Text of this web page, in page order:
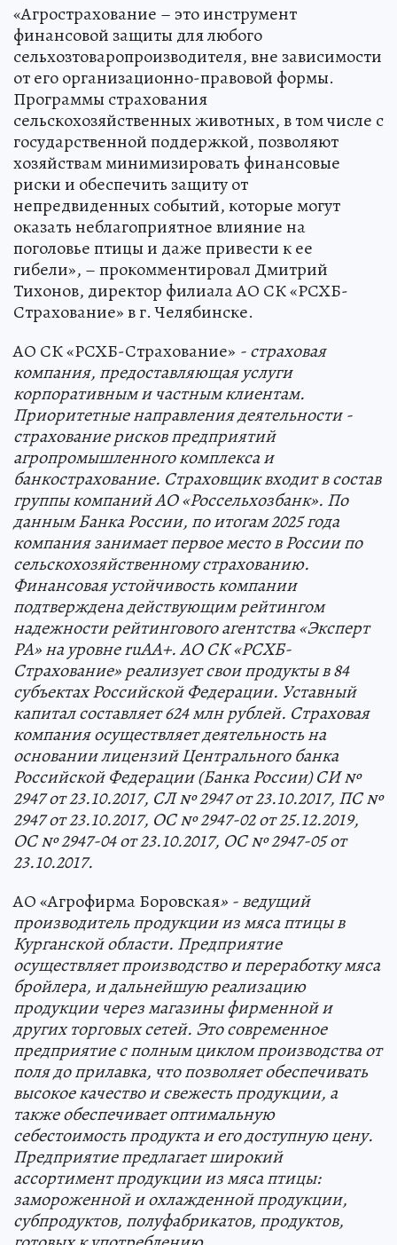
«Агрострахование – это инструмент
финансовой защиты для любого
сельхозтоваропроизводителя, вне зависимости
от его организационно-правовой формы.
Программы страхования
сельскохозяйственных животных, в том числе с
государственной поддержкой, позволяют
хозяйствам минимизировать финансовые
риски и обеспечить защиту от
непредвиденных событий, которые могут
оказать неблагоприятное влияние на
поголовье птицы и даже привести к ее
гибели», – прокомментировал Дмитрий
Тихонов, директор филиала АО СК «РСХБ-
Страхование» в г. Челябинске.
АО СК «РСХБ-Страхование» - страховая
компания, предоставляющая услуги
корпоративным и частным клиентам.
Приоритетные направления деятельности -
страхование рисков предприятий
агропромышленного комплекса и
банкострахование. Страховщик входит в состав
группы компаний АО «Россельхозбанк». По
данным Банка России, по итогам 2025 года
компания занимает первое место в России по
сельскохозяйственному страхованию.
Финансовая устойчивость компании
подтверждена действующим рейтингом
надежности рейтингового агентства «Эксперт
РА» на уровне ruAA+. АО СК «РСХБ-
Страхование» реализует свои продукты в 84
субъектах Российской Федерации. Уставный
капитал составляет 624 млн рублей. Страховая
компания осуществляет деятельность на
основании лицензий Центрального банка
Российской Федерации (Банка России) СИ №
2947 от 23.10.2017, СЛ № 2947 от 23.10.2017, ПС №
2947 от 23.10.2017, ОС № 2947-02 от 25.12.2019,
ОС № 2947-04 от 23.10.2017, ОС № 2947-05 от
23.10.2017.
АО «Агрофирма Боровская» - ведущий
производитель продукции из мяса птицы в
Курганской области. Предприятие
осуществляет производство и переработку мяса
бройлера, и дальнейшую реализацию
продукции через магазины фирменной и
других торговых сетей. Это современное
предприятие с полным циклом производства от
поля до прилавка, что позволяет обеспечивать
высокое качество и свежесть продукции, а
также обеспечивает оптимальную
себестоимость продукта и его доступную цену.
Предприятие предлагает широкий
ассортимент продукции из мяса птицы:
замороженной и охлажденной продукции,
субпродуктов, полуфабрикатов, продуктов,